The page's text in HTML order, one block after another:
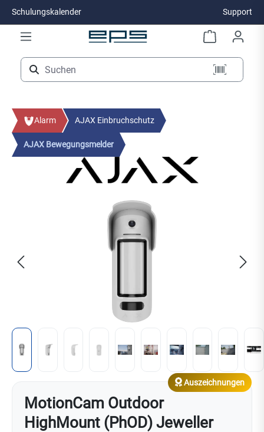
Zum Hauptinhalt springen
Schulungskalender Support
Alarm AJAX Einbruchschutz
AJAX Bewegungsmelder
Bildergalerie überspringen
MotionCam Outdoor
HighMount (PhOD) Jeweller
Auszeichnungen